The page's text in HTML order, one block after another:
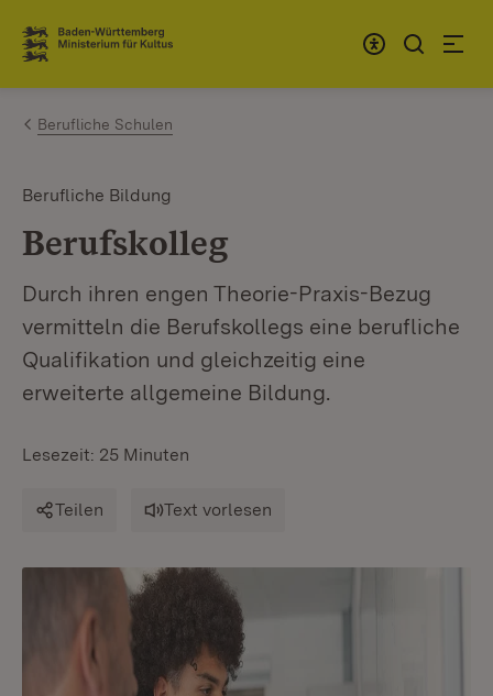
Zum Inhalt springen
Link zur Startseite
Berufliche Schulen
Berufliche Bildung
Berufskolleg
Durch ihren engen Theorie-Praxis-Bezug
vermitteln die Berufskollegs eine berufliche
Qualifikation und gleichzeitig eine
erweiterte allgemeine Bildung.
Lesezeit: 25 Minuten
Teilen Text vorlesen